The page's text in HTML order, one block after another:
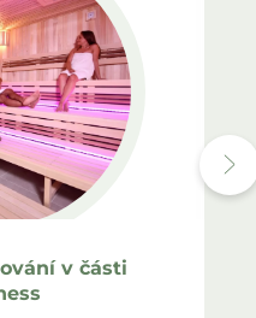
v části